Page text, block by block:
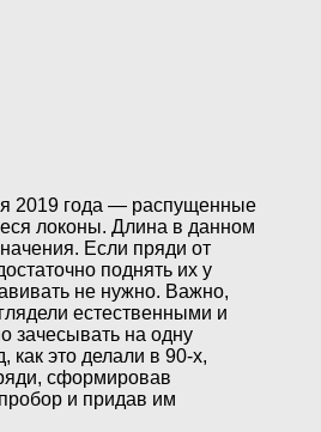
2019 года — распущенные
локоны. Длина в данном
Если пряди от
поднять их у
не нужно. Важно,
естественными и
на одну
как это делали в 90-х,
сформировав
и придав им